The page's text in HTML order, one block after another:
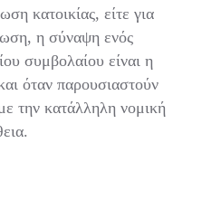
κατοικίας, είτε για
η σύναψη ενός
συμβολαίου είναι η
όταν παρουσιαστούν
την κατάλληλη νομική